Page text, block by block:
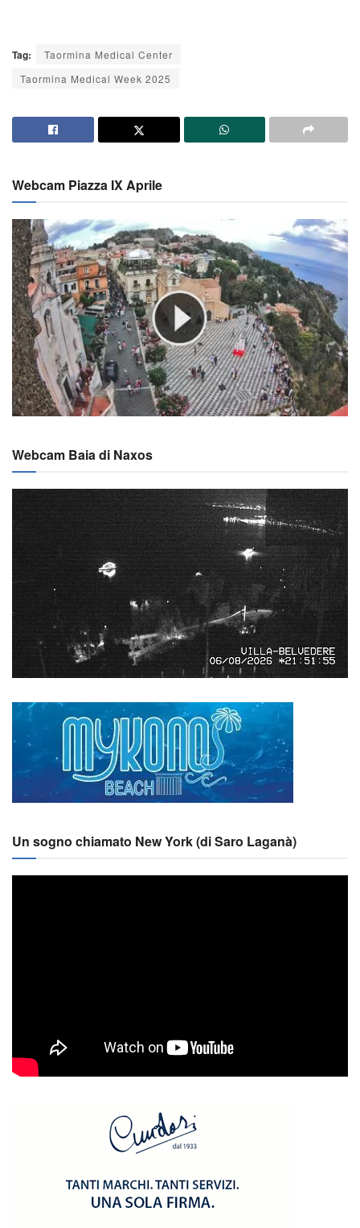
Tag:
Taormina Medical Center
Taormina Medical Week 2025
Webcam Piazza IX Aprile
Webcam Baia di Naxos
Un sogno chiamato New York (di Saro Laganà)